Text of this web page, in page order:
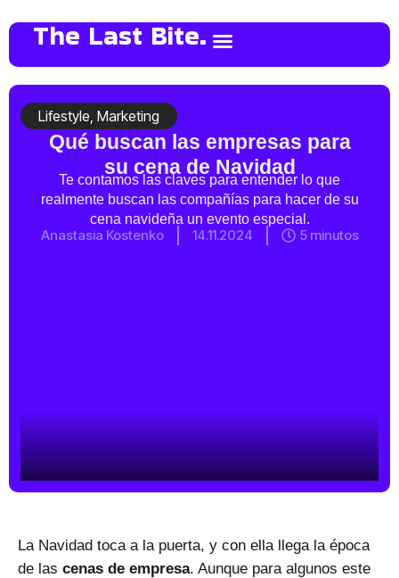
The Last Bite.
Lifestyle, Marketing
Qué buscan las empresas para
su cena de Navidad
Te contamos las claves para entender lo que
realmente buscan las compañías para hacer de su
cena navideña un evento especial.
Anastasia Kostenko 14.11.2024 5 minutos
La Navidad toca a la puerta, y con ella llega la época
de las cenas de empresa. Aunque para algunos este